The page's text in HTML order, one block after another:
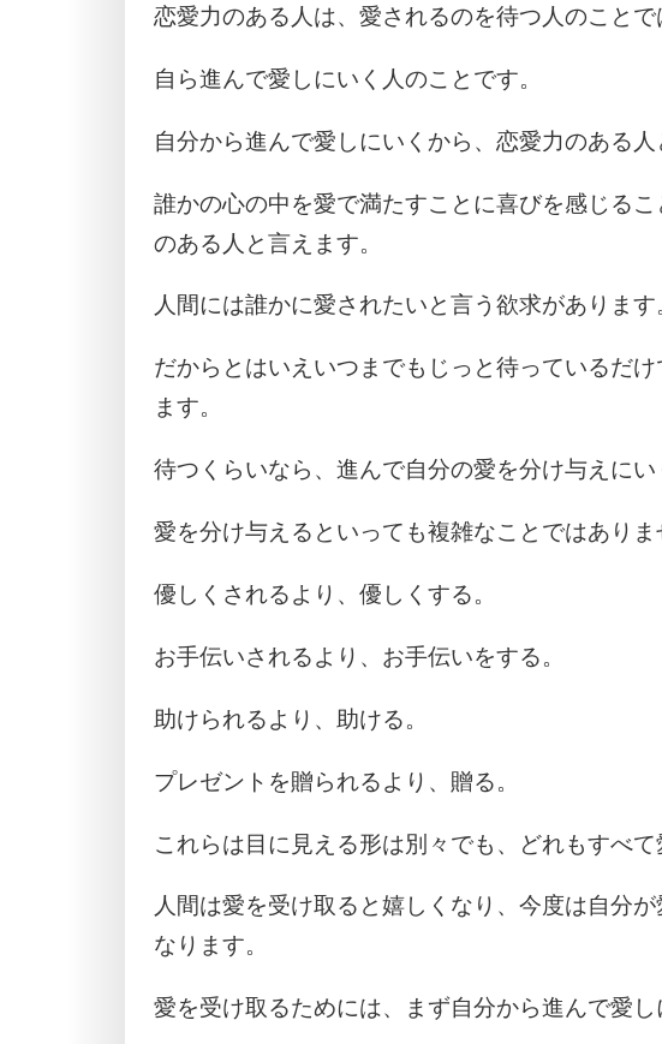
恋愛力のある人は、愛されるのを待つ人のことで
自ら進んで愛しにいく人のことです。
自分から進んで愛しにいくから、恋愛力のある人
誰かの心の中を愛で満たすことに喜びを感じる
のある人と言えます。
人間には誰かに愛されたいと言う欲求があります
だからとはいえいつまでもじっと待っているだ
ます。
待つくらいなら、進んで自分の愛を分け与えにい
愛を分け与えるといっても複雑なことではありま
優しくされるより、優しくする。
お手伝いされるより、お手伝いをする。
助けられるより、助ける。
プレゼントを贈られるより、贈る。
これらは目に見える形は別々でも、どれもすべて
人間は愛を受け取ると嬉しくなり、今度は自分
なります。
愛を受け取るためには、まず自分から進んで愛し